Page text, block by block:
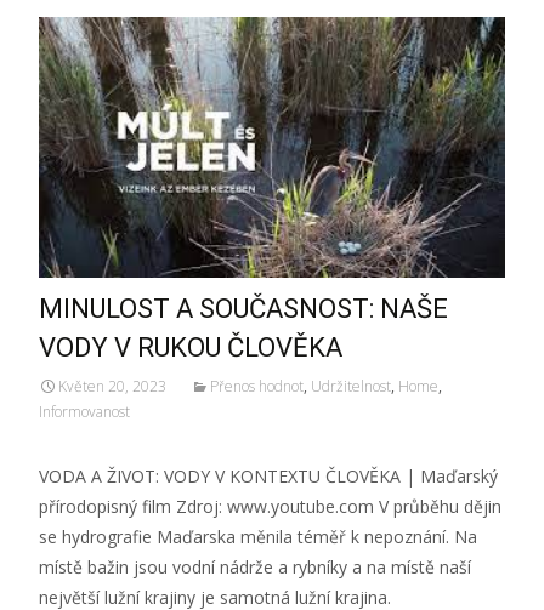
MINULOST A SOUČASNOST: NAŠE
VODY V RUKOU ČLOVĚKA
Květen 20, 2023 Přenos hodnot, Udržitelnost, Home,
Informovanost
VODA A ŽIVOT: VODY V KONTEXTU ČLOVĚKA | Maďarský
přírodopisný film Zdroj: www.youtube.com V průběhu dějin
se hydrografie Maďarska měnila téměř k nepoznání. Na
místě bažin jsou vodní nádrže a rybníky a na místě naší
největší lužní krajiny je samotná lužní krajina.